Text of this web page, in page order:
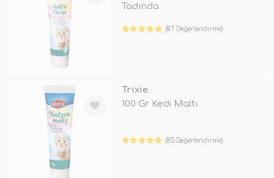
Tadında
(87 Değerlendirme)
Trixie
100 Gr Kedi Maltı
(85 Değerlendirme)